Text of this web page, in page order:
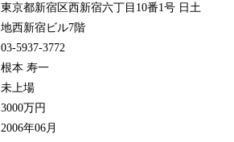
東京都新宿区西新宿六丁目10番1号 日土
地西新宿ビル7階
03-5937-3772
根本 寿一
未上場
3000万円
2006年06月